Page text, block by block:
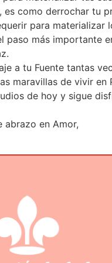
es como derrochar tu
para materializar
paso más importante
a tu Fuente tantas
maravillas de vivir en
de hoy y sigue
abrazo en Amor,